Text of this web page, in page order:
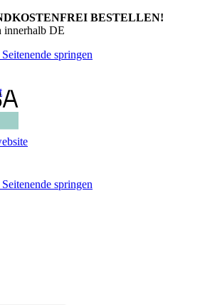
BESTELLEN!
innerhalb DE
springen
springen